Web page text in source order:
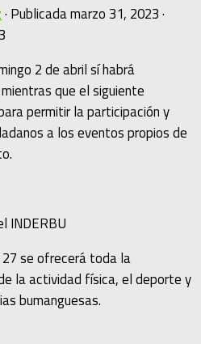
· Publicadamarzo 31, 2023·
2 de abril sí habrá
que el siguiente
permitir la participación y
a los eventos propios de
INDERBU
se ofrecerá toda la
la actividad física, el deporte y
bumanguesas.